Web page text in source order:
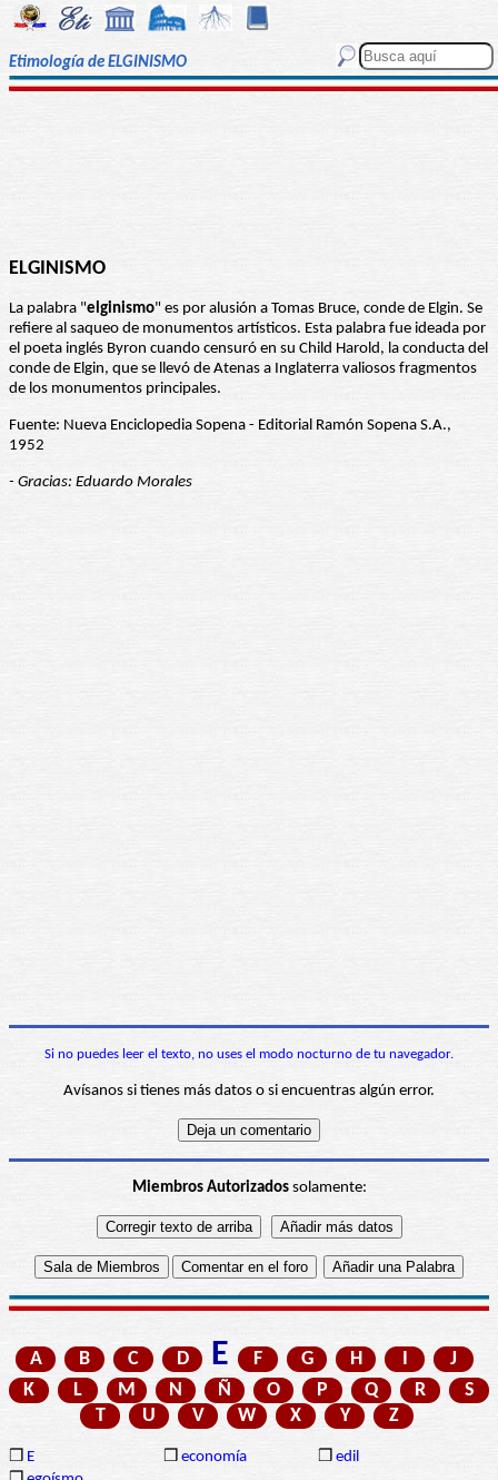
Etimología de ELGINISMO
ELGINISMO
La palabra "elginismo" es por alusión a Tomas Bruce, conde de Elgin. Se
refiere al saqueo de monumentos artísticos. Esta palabra fue ideada por
el poeta inglés Byron cuando censuró en su Child Harold, la conducta del
conde de Elgin, que se llevó de Atenas a Inglaterra valiosos fragmentos
de los monumentos principales.
Fuente: Nueva Enciclopedia Sopena - Editorial Ramón Sopena S.A.,
1952
- Gracias: Eduardo Morales
Si no puedes leer el texto, no uses el modo nocturno de tu navegador.
Avísanos si tienes más datos o si encuentras algún error.
Miembros Autorizadossolamente:
A B C D E F G H I
J
K
L M N Ñ O P Q R
S
T
U V W X Y Z
❒ E ❒ economía ❒ edil